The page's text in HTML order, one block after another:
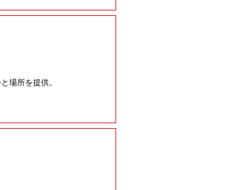
場所を提供。